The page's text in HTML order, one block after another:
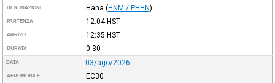
DESTINAZIONE Hana (HNM / PHHN)
PARTENZA 12:04HST
ARRIVO 12:35 HST
DURATA 0:30
DATA 03/ago/2026
AEROMOBILE EC30